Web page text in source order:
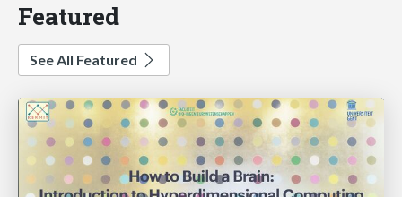
Featured
See All Featured